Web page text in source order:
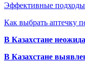
Эффективные подходы
Как выбрать аптечку
В Казахстане
В Казахстане